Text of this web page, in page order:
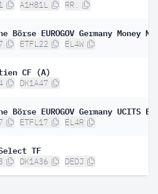
A1H81L RR.
ETFL22 EL4W
CF (A)
DK1A47
Börse EUROGOV Germany UCITS
ETFL17 EL4R
TF
DK1A36 DEDJ